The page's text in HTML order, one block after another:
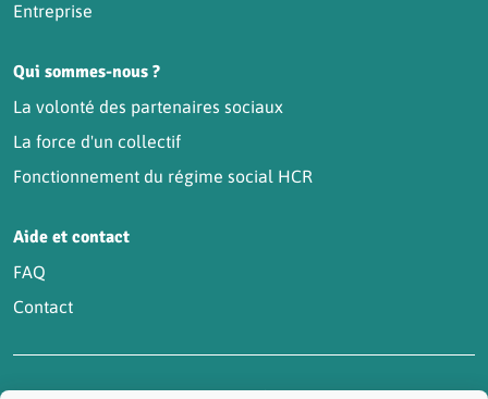
Entreprise
Qui sommes-nous ?
La volonté des partenaires sociaux
La force d'un collectif
Fonctionnement du régime social HCR
Aide et contact
FAQ
Contact